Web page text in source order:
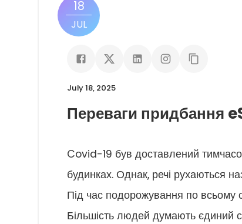
18
JUL
July 18, 2025
Переваги придбання
Covid-19 був доставлений
будинках. Однак, речі рухаються
Під час подорожування по всьому
Більшість людей думають єдиний